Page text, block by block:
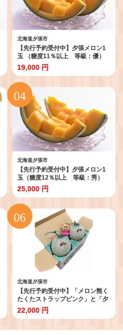
北海道夕張市
【先行予約受付中】夕張メロン1
玉 （糖度11％以上 等級：優）
N1
19,000 円
北海道夕張市
【先行予約受付中】夕張メロン1
玉（糖度12％以上 等級：秀）
N7
25,000 円
北海道夕張市
【先行予約受付中】「メロン熊く
たくたストラップピンク」と「夕
張メロン優２玉（小玉）」セット
W42
22,000 円